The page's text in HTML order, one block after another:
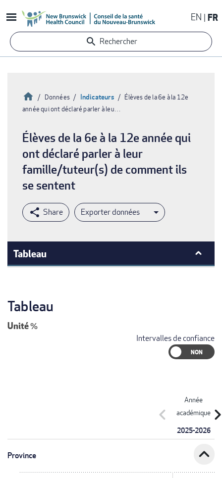
au
contenu
principal
EN FR
Rechercher
d'Ariane
Accueil
Données Indicateurs
Élèves de la 6e à la 12e
année qui ont déclaré parler à leu…
Élèves de la 6e à la 12e année qui
ont déclaré parler à leur
famille/tuteur(s) de comment ils
se sentent
Exporter données
Tableau
Tableau
Unité%
Intervalles de confiance
Année
académique
2025-2026
chevron_left
Province expand_less